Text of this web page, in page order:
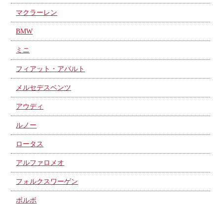
マクラーレン
BMW
ミニ
フィアット・アバルト
メルセデスベンツ
アウディ
ルノー
ロータス
アルファロメオ
フォルクスワーゲン
ボルボ